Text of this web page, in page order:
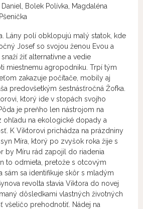
Bolek Polívka, Magdaléna
Lány polí obklopujú malý statok, kde
Josef so svojou ženou Evou a
žiť alternatívne a vedie
miestnemu agropodniku. Trpí tým
zakazuje počítače, mobily aj
predovšetkým šestnásťročná Žofka.
ktorý ide v stopách svojho
je preňho len nástrojom na
ohľadu na ekologické dopady a
K Viktorovi prichádza na prázdniny
Míra, ktorý po zvyšok roka žije s
by Míru rád zapojil do riadenia
to odmieta, pretože s otcovým
sám sa identifikuje skôr s mladým
revolta stavia Viktora do novej
dôsledkami vlastných životných
všeličo prehodnotiť. Nádej na